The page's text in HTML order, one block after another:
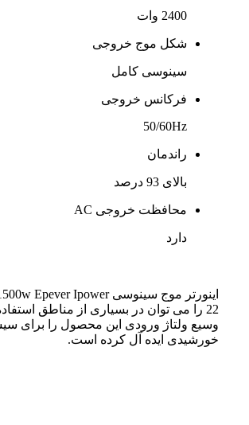
2400 وات
شکل موج خروجی
سینوسی کامل
فرکانس خروجی
50/60Hz
راندمان
بالای 93 درصد
محافظت خروجی AC
دارد
22 را می توان در بسیاری از مناطق
وسیع ولتاژ ورودی این محصول را برای
خورشیدی ایده آل کرده است.